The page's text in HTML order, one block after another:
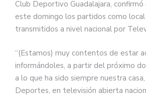
Club Deportivo Guadalajara,
este domingo los partidos como
transmitidos a nivel nacional por
“(Estamos) muy contentos de estar
informándoles, a partir del próximo
a lo que ha sido siempre nuestra
Deportes, en televisión abierta